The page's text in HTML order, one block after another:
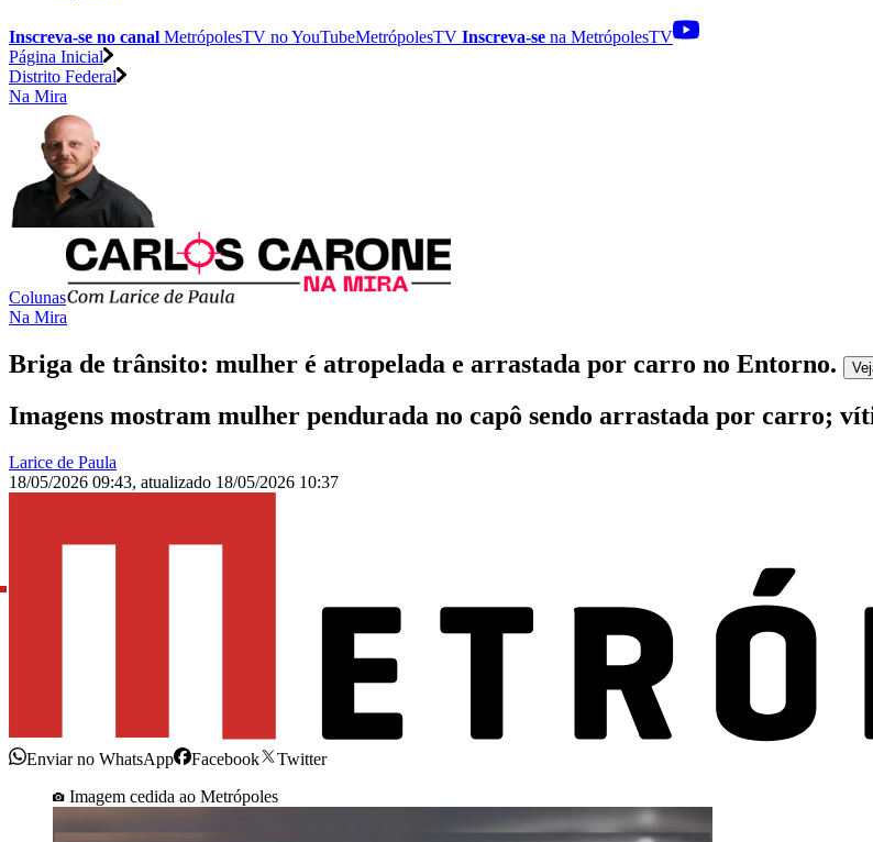
Inscreva-se no canal MetrópolesTV noYouTubeMetrópolesTV Inscreva-se na MetrópolesTV
Página Inicial
Distrito Federal
Na Mira
Colunas
Na Mira
Briga de trânsito: mulher é atropelada e arrastada por carro no Entorno.
Imagens mostram mulher pendurada no capô sendo arrastada por carro;
Larice de Paula
18/05/2026 09:43, atualizado 18/05/2026 10:37
Enviar no WhatsApp Facebook
Twitter
Imagem cedida ao Metrópoles